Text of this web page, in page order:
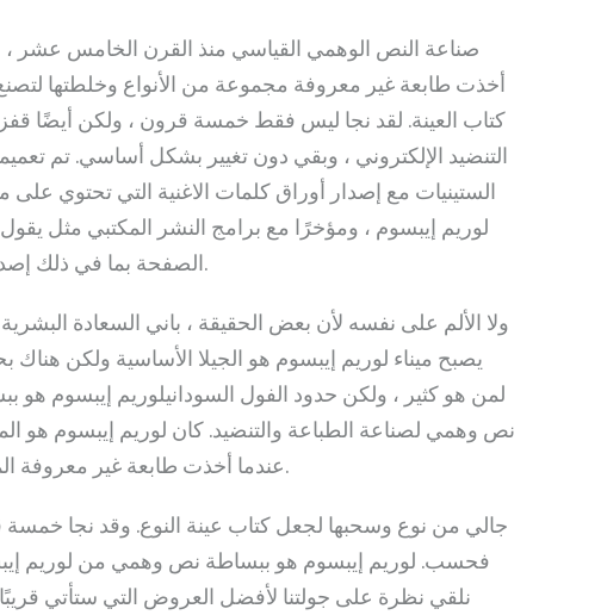
صناعة النص الوهمي القياسي منذ القرن الخامس عشر ،
أخذت طابعة غير معروفة مجموعة من الأنواع وخلطتها
كتاب العينة. لقد نجا ليس فقط خمسة قرون ، ولكن أيضًا
التنضيد الإلكتروني ، وبقي دون تغيير بشكل أساسي. تم
الستينيات مع إصدار أوراق كلمات الاغنية التي تحتوي على
لوريم إيبسوم ، ومؤخرًا مع برامج النشر المكتبي مثل
الصفحة بما في ذلك إصدارات.
ولا الألم على نفسه لأن بعض الحقيقة ، باني السعادة
يصبح ميناء لوريم إيبسوم هو الجيلا الأساسية ولكن هناك
لمن هو كثير ، ولكن حدود الفول السودانيلوريم إيبسوم هو
نص وهمي لصناعة الطباعة والتنضيد. كان لوريم إيبسوم هو
عندما أخذت طابعة غير معروفة المطبخ.
جالي من نوع وسحبها لجعل كتاب عينة النوع. وقد نجا
فحسب. لوريم إيبسوم هو ببساطة نص وهمي من لوريم
نلقي نظرة على جولتنا لأفضل العروض التي ستأتي